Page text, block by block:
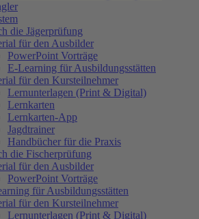
die Jägerprüfung
für den Ausbilder
PowerPoint Vorträge
E-Learning für Ausbildungsstätten
für den Kursteilnehmer
Lernunterlagen (Print & Digital)
Lernkarten
Lernkarten-App
Jagdtrainer
Handbücher für die Praxis
die Fischerprüfung
für den Ausbilder
PowerPoint Vorträge
für Ausbildungsstätten
für den Kursteilnehmer
Lernunterlagen (Print & Digital)